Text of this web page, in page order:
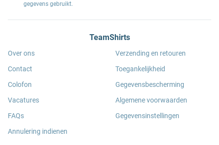
gegevens gebruikt.
TeamShirts
Over ons
Contact
Colofon
Vacatures
FAQs
Annulering indienen
Verzending en retouren
Toegankelijkheid
Gegevensbescherming
Algemene voorwaarden
Gegevensinstellingen